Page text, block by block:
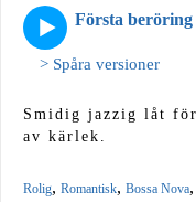
Första beröring
> Spåra versioner
Smidig jazzig låt
av kärlek.
Rolig, Romantisk, Bossa Nova,